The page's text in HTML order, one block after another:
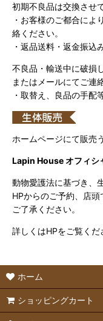
初期不良品は交換させ
・お客様のご都合によ
絡ください。
・返品送料・返金振込
不良品・輸送中に破損
またはメールにてご連
・取替え、良品の手配
ホームページにて販売
Lapin House オフィシ
動物愛護法に基づき、
HPからのご予約、店
ご了承ください。
詳しくはHPをご覧くだ
ホーム
ショッピングカート